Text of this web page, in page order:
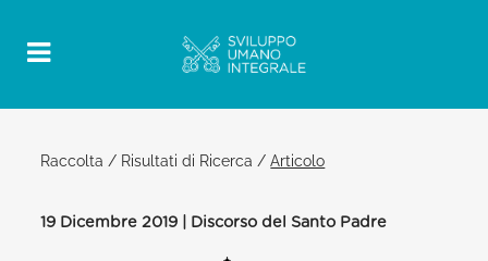
Raccolta / Risultati di Ricerca /Articolo
19 Dicembre 2019 | Discorso del Santo Padre